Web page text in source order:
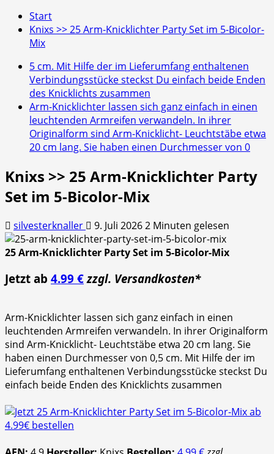
Start
Knixs >> 25 Arm-Knicklichter Party Set im 5-Bicolor-
Mix
5 cm. Mit Hilfe der im Lieferumfang enthaltenen
Verbindungsstücke steckst Du einfach beide Enden
des Knicklichts zusammen
Arm-Knicklichter lassen sich ganz einfach in einen
leuchtenden Armreifen verwandeln. In ihrer
Originalform sind Arm-Knicklicht- Leuchtstäbe etwa
20 cm lang. Sie haben einen Durchmesser von 0
Knixs >> 25 Arm-Knicklichter Party
Set im 5-Bicolor-Mix
silvesterknaller 9. Juli 20262 Minuten gelesen
25 Arm-Knicklichter Party Set im 5-Bicolor-Mix
Jetzt ab 4.99 € zzgl. Versandkosten*
Arm-Knicklichter lassen sich ganz einfach in einen
leuchtenden Armreifen verwandeln. In ihrer Originalform
sind Arm-Knicklicht- Leuchtstäbe etwa 20 cm lang. Sie
haben einen Durchmesser von 0,5 cm. Mit Hilfe der im
Lieferumfang enthaltenen Verbindungsstücke steckst Du
einfach beide Enden des Knicklichts zusammen